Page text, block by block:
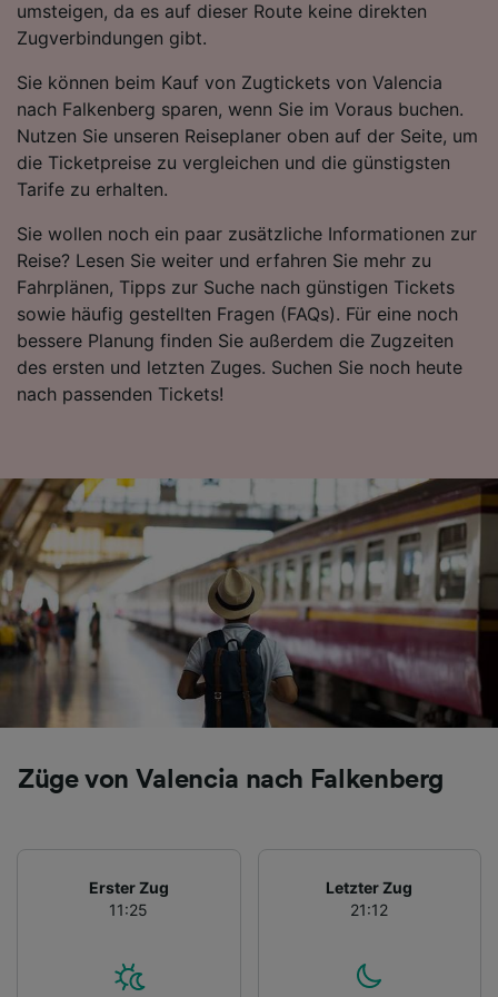
umsteigen, da es auf dieser Route keine direkten
Zugverbindungen gibt.
Sie können beim Kauf von Zugtickets von Valencia
nach Falkenberg sparen, wenn Sie im Voraus buchen.
Nutzen Sie unseren Reiseplaner oben auf der Seite, um
die Ticketpreise zu vergleichen und die günstigsten
Tarife zu erhalten.
Sie wollen noch ein paar zusätzliche Informationen zur
Reise? Lesen Sie weiter und erfahren Sie mehr zu
Fahrplänen, Tipps zur Suche nach günstigen Tickets
sowie häufig gestellten Fragen (FAQs). Für eine noch
bessere Planung finden Sie außerdem die Zugzeiten
des ersten und letzten Zuges. Suchen Sie noch heute
nach passenden Tickets!
Züge von Valencia nach Falkenberg
Erster Zug
11:25
Letzter Zug
21:12
aktiv abfragen. Speichern von oder Zugriff auf
Informationen auf einem Endgerät.
von Werbeleistung und der Performance von
Inhalten, Zielgruppenforschung sowie
Entwicklung und Verbesserung von
Angeboten.
Liste der Partner (Lieferanten)